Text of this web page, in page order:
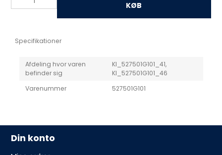
KØB
Specifikationer
Afdeling hvor varen
befinder sig
KI_527501G101_41,
KI_527501G101_46
Varenummer
527501G101
Din konto